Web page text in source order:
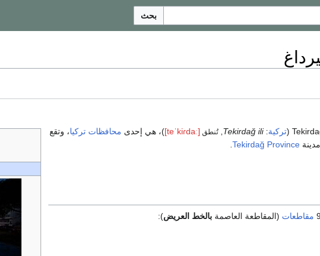
بحث
تركية:
Tekirdağ ili
,تُنطق [teˈkiɾdaː] )، هي إحدى محافظات تركيا، وتقع
Tekirdağ Province
مقاطعات (المقاطعة العاصمة بالخط العريض):